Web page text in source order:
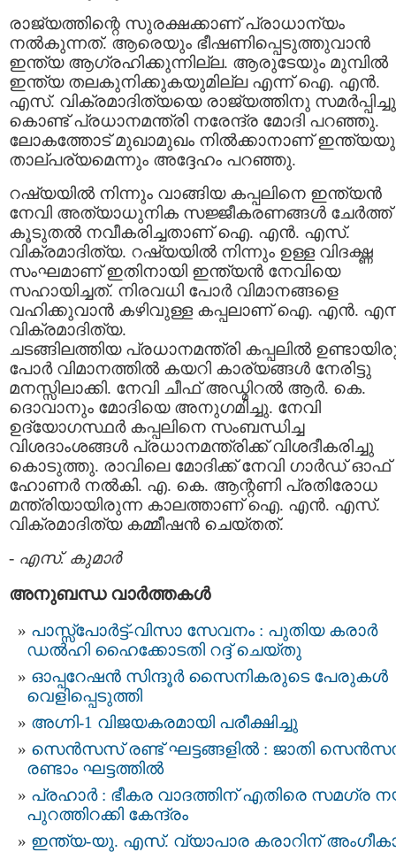
രാജ്യത്തിന്റെ സുരക്ഷക്കാണ് പ്രാധാന്യം
നല്‍കുന്നത്. ആരെയും ഭീഷണിപ്പെടുത്തുവാന്‍
ഇന്ത്യ ആഗ്രഹിക്കുന്നില്ല. ആരുടേയും മുമ്പില്‍
ഇന്ത്യ തലകുനിക്കുകയുമില്ല എന്ന് ഐ. എൻ.
എസ്. വിക്രമാദിത്യയെ രാജ്യത്തിനു സമര്‍പ്പിച്ചു
കൊണ്ട് പ്രധാനമന്ത്രി നരേന്ദ്ര മോദി പറഞ്ഞു.
ലോകത്തോട് മുഖാമുഖം നില്‍ക്കാനാണ്
താല്പര്യമെന്നും അദ്ദേഹം പറഞ്ഞു.
റഷ്യയില്‍ നിന്നും വാങ്ങിയ കപ്പലിനെ ഇന്ത്യന്‍
നേവി അത്യാധുനിക സജ്ജീകരണങ്ങള്‍ ചേര്‍ത്ത്
കൂടുതല്‍ നവീകരിച്ചതാണ് ഐ. എൻ. എസ്.
വിക്രമാദിത്യ. റഷ്യയില്‍ നിന്നും ഉള്ള വിദഗ്ദ്ധ
സംഘമാണ് ഇതിനായി ഇന്ത്യന്‍ നേവിയെ
സഹായിച്ചത്. നിരവധി പോര്‍ വിമാനങ്ങളെ
വഹിക്കുവാന്‍ കഴിവുള്ള കപ്പലാണ് ഐ. എൻ.
വിക്രമാദിത്യ.
ചടങ്ങിലത്തിയ പ്രധാനമന്ത്രി കപ്പലില്‍
പോര്‍ വിമാനത്തില്‍ കയറി കാര്യങ്ങള്‍ നേരിട്ടു
മനസ്സിലാക്കി. നേവി ചീഫ് അഡ്മിറല്‍ ആര്‍. കെ.
ദൊവാനും മോദിയെ അനുഗമിച്ചു. നേവി
ഉദ്യോഗസ്ഥര്‍ കപ്പലിനെ സംബന്ധിച്ച
വിശദാംശങ്ങള്‍ പ്രധാനമന്ത്രിക്ക് വിശദീകരിച്ചു
കൊടുത്തു. രാവിലെ മോദിക്ക് നേവി ഗാര്‍ഡ് ഓഫ്
ഹോണര്‍ നല്‍കി. എ. കെ. ആന്റണി പ്രതിരോധ
മന്ത്രിയായിരുന്ന കാലത്താണ് ഐ. എൻ. എസ്.
വിക്രമാദിത്യ കമ്മീഷന്‍ ചെയ്തത്.
- എസ്. കുമാര്‍
അനുബന്ധ വാര്‍ത്തകള്‍
പാസ്സ്പോർട്ട്-വിസാ സേവനം : പുതിയ കരാർ
ഡൽഹി ഹൈക്കോടതി റദ്ദ് ചെയ്തു
ഓപ്പറേഷൻ സിന്ദൂർ സൈനികരുടെ പേരുകൾ
വെളിപ്പെടുത്തി
അഗ്നി-1 വിജയകരമായി പരീക്ഷിച്ചു
സെന്‍സസ് രണ്ട് ഘട്ടങ്ങളിൽ : ജാതി
രണ്ടാം ഘട്ടത്തിൽ
പ്രഹാർ : ഭീകര വാദത്തിന് എതിരെ സമഗ്ര
പുറത്തിറക്കി കേന്ദ്രം
ഇന്ത്യ-യു. എസ്. വ്യാപാര കരാറിന്